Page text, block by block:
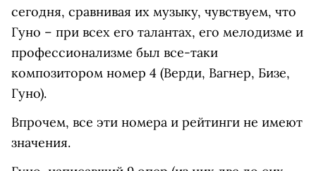
сегодня, сравнивая их музыку, чувствуем, что
Гуно – при всех его талантах, его мелодизме и
профессионализме был все-таки
композитором номер 4 (Верди, Вагнер, Бизе,
Гуно).
Впрочем, все эти номера и рейтинги не имеют
значения.